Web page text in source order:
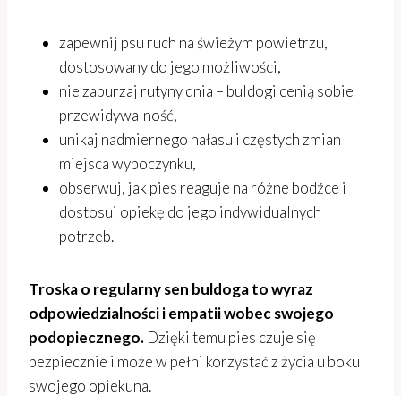
zapewnij psu ruch na świeżym powietrzu,
dostosowany do jego możliwości,
nie zaburzaj rutyny dnia – buldogi cenią sobie
przewidywalność,
unikaj nadmiernego hałasu i częstych zmian
miejsca wypoczynku,
obserwuj, jak pies reaguje na różne bodźce i
dostosuj opiekę do jego indywidualnych
potrzeb.
Troska o regularny sen buldoga to wyraz
odpowiedzialności i empatii wobec swojego
podopiecznego. Dzięki temu pies czuje się
bezpiecznie i może w pełni korzystać z życia u boku
swojego opiekuna.